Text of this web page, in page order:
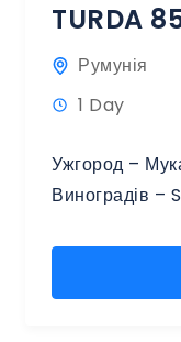
TURDA
Румунія
1 Day
Ужгород –
Виноградів –